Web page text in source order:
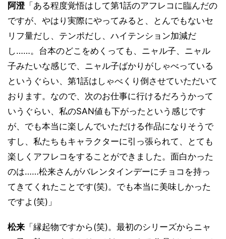
阿澄「ある程度覚悟はして第1話のアフレコに臨んだの
ですが、やはり実際にやってみると、とんでもないセ
リフ量だし、テンポだし、ハイテンション加減だ
し……。台本のどこをめくっても、ニャル子、ニャル
子みたいな感じで、ニャル子ばかりがしゃべっている
というぐらい、第1話はしゃべくり倒させていただいて
おります。なので、次のお仕事に行けるだろうかって
いうぐらい、私のSAN値も下がったという感じです
が、でも本当に楽しんでいただける作品になりそうで
すし、私たちもキャラクターに引っ張られて、とても
楽しくアフレコをすることができました。面白かった
のは……松来さんがバレンタインデーにチョコを持っ
てきてくれたことです(笑)。でも本当に美味しかった
ですよ(笑)」
松来 「縁起物ですから(笑)。最初のシリーズからニャ